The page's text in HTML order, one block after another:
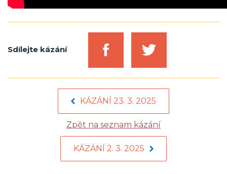
Sdílejte kázání
KÁZÁNÍ 23. 3. 2025
Zpět na seznam kázání
KÁZÁNÍ 2. 3. 2025